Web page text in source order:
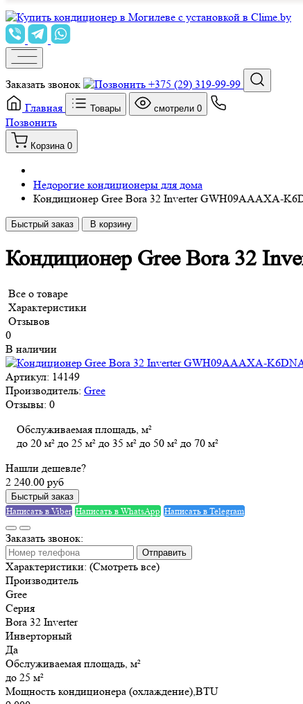
Заказать звонок
+375 (29) 319-99-99
Главная
Товары смотрели 0
Позвонить
Корзина 0
Недорогие кондиционеры для дома
Кондиционер Gree Bora 32 Inverter GWH09AAAXA-
Быстрый заказ В корзину
Кондиционер Gree Bora 32
Все о товаре
Характеристики
Отзывов
0
В наличии
Артикул: 14149
Производитель: Gree
Отзывы: 0
Обслуживаемая площадь, м²
до 20 м² до 25 м² до 35 м² до 50 м² до 70 м²
Нашли дешевле?
2 240.00 руб
Быстрый заказ
Написать в Viber Написать в WhatsApp Написать в Telegram
Заказать звонок:
Отправить
Характеристики: (Смотреть все)
Производитель
Gree
Серия
Bora 32 Inverter
Инверторный
Да
Обслуживаемая площадь, м²
до 25 м²
Мощность кондиционера (охлаждение),BTU